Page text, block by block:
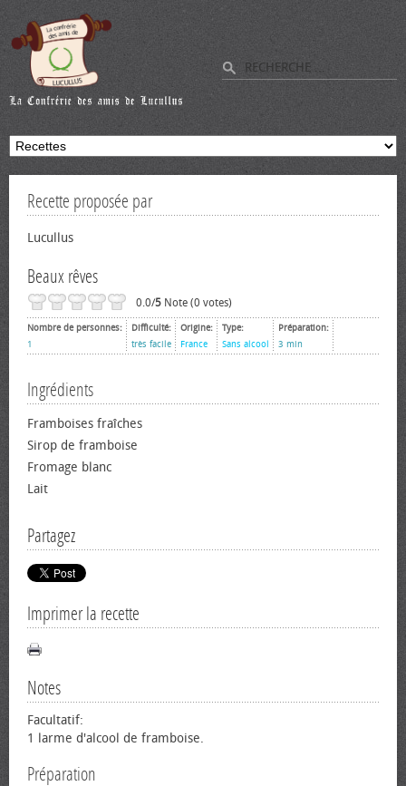
Recette proposée par
Lucullus
Beaux rêves
0.0/5 Note (0 votes)
Nombre de personnes:
1
Difficulté:
très facile
Origine:
France
Type:
Sans alcool
Préparation:
3 min
Ingrédients
Framboises fraîches
Sirop de framboise
Fromage blanc
Lait
Partagez
Imprimer la recette
Notes
Facultatif:
1 larme d'alcool de framboise.
Préparation